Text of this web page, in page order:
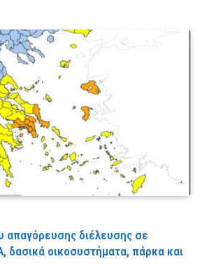
απαγόρευσης διέλευσης σε
δασικά οικοσυστήματα, πάρκα και